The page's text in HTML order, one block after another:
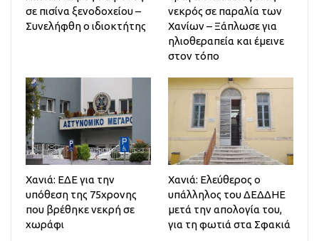
σε πισίνα ξενοδοχείου –
Συνελήφθη ο ιδιοκτήτης
νεκρός σε παραλία των
Χανίων – Ξάπλωσε για
ηλιοθεραπεία και έμεινε
στον τόπο
Χανιά: ΕΔΕ για την
υπόθεση της 75χρονης
που βρέθηκε νεκρή σε
χωράφι
Χανιά: Ελεύθερος ο
υπάλληλος του ΔΕΔΔΗΕ
μετά την απολογία του,
για τη φωτιά στα Σφακιά